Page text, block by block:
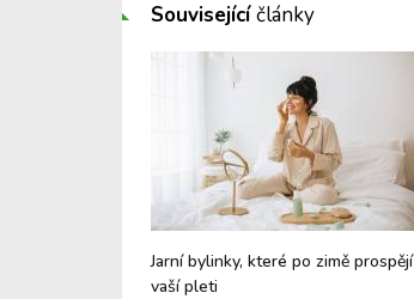
Souvisejícíčlánky
Jarní bylinky, které po zimě prospějí
vaší pleti